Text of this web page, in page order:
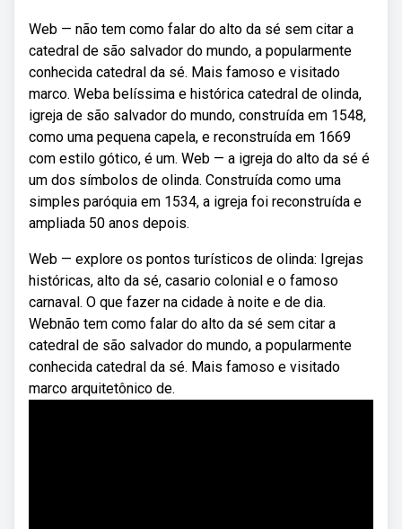
Web — não tem como falar do alto da sé sem citar a
catedral de são salvador do mundo, a popularmente
conhecida catedral da sé. Mais famoso e visitado
marco. Weba belíssima e histórica catedral de olinda,
igreja de são salvador do mundo, construída em 1548,
como uma pequena capela, e reconstruída em 1669
com estilo gótico, é um. Web — a igreja do alto da sé é
um dos símbolos de olinda. Construída como uma
simples paróquia em 1534, a igreja foi reconstruída e
ampliada 50 anos depois.
Web — explore os pontos turísticos de olinda: Igrejas
históricas, alto da sé, casario colonial e o famoso
carnaval. O que fazer na cidade à noite e de dia.
Webnão tem como falar do alto da sé sem citar a
catedral de são salvador do mundo, a popularmente
conhecida catedral da sé. Mais famoso e visitado
marco arquitetônico de.